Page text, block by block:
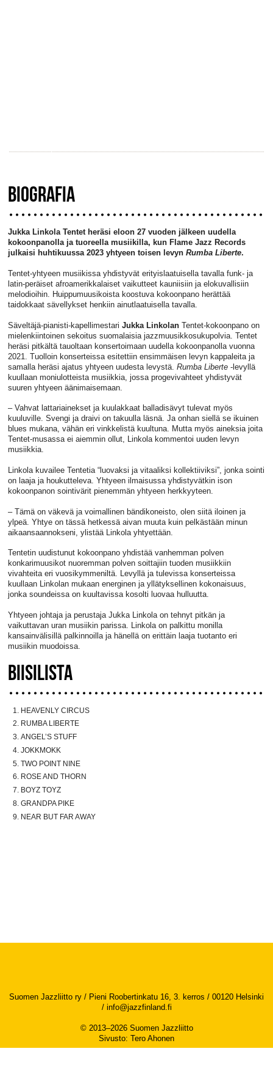
BIOGRAFIA
Jukka Linkola Tentet heräsi eloon 27 vuoden jälkeen uudella
kokoonpanolla ja tuoreella musiikilla, kun Flame Jazz Records
julkaisi huhtikuussa 2023 yhtyeen toisen levyn Rumba Liberte.
Tentet-yhtyeen musiikissa yhdistyvät erityislaatuisella tavalla funk- ja
latin-peräiset afroamerikkalaiset vaikutteet kauniisiin ja elokuvallisiin
melodioihin. Huippumuusikoista koostuva kokoonpano herättää
taidokkaat sävellykset henkiin ainutlaatuisella tavalla.
Säveltäjä-pianisti-kapellimestari Jukka LinkolanTentet-kokoonpano on
mielenkiintoinen sekoitus suomalaisia jazzmuusikkosukupolvia. Tentet
heräsi pitkältä tauoltaan konsertoimaan uudella kokoonpanolla vuonna
2021. Tuolloin konserteissa esitettiin ensimmäisen levyn kappaleita ja
samalla heräsi ajatus yhtyeen uudesta levystä. Rumba Liberte-levyllä
kuullaan moniulotteista musiikkia, jossa progevivahteet yhdistyvät
suuren yhtyeen äänimaisemaan.
– Vahvat lattariainekset ja kuulakkaat balladisävyt tulevat myös
kuuluville. Svengi ja draivi on takuulla läsnä. Ja onhan siellä se ikuinen
blues mukana, vähän eri vinkkelistä kuultuna. Mutta myös aineksia joita
Tentet-musassa ei aiemmin ollut, Linkola kommentoi uuden levyn
musiikkia.
Linkola kuvailee Tentetia “luovaksi ja vitaaliksi kollektiiviksi”, jonka sointi
on laaja ja houkutteleva. Yhtyeen ilmaisussa yhdistyvätkin ison
kokoonpanon sointivärit pienemmän yhtyeen herkkyyteen.
– Tämä on väkevä ja voimallinen bändikoneisto, olen siitä iloinen ja
ylpeä. Yhtye on tässä hetkessä aivan muuta kuin pelkästään minun
aikaansaannokseni, ylistää Linkola yhtyettään.
Tentetin uudistunut kokoonpano yhdistää vanhemman polven
konkarimuusikot nuoremman polven soittajiin tuoden musiikkiin
vivahteita eri vuosikymmeniltä. Levyllä ja tulevissa konserteissa
kuullaan Linkolan mukaan energinen ja yllätyksellinen kokonaisuus,
jonka soundeissa on kuultavissa kosolti luovaa hulluutta.
Yhtyeen johtaja ja perustaja Jukka Linkola on tehnyt pitkän ja
vaikuttavan uran musiikin parissa. Linkola on palkittu monilla
kansainvälisillä palkinnoilla ja hänellä on erittäin laaja tuotanto eri
musiikin muodoissa.
BIISILISTA
HEAVENLY CIRCUS
RUMBA LIBERTE
ANGEL’S STUFF
JOKKMOKK
TWO POINT NINE
ROSE AND THORN
BOYZ TOYZ
GRANDPA PIKE
NEAR BUT FAR AWAY
Suomen Jazzliitto ry / Pieni Roobertinkatu 16, 3. kerros / 00120 Helsinki
/ info@jazzfinland.fi
© 2013–2026 Suomen Jazzliitto
Sivusto: Tero Ahonen